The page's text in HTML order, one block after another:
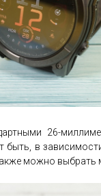
26-
в
можно выбрать